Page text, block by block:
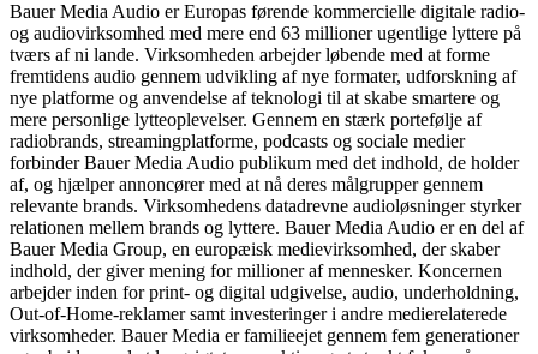
Bauer Media Audio er Europas førende kommercielle digitale radio-
og audiovirksomhed med mere end 63 millioner ugentlige lyttere på
tværs af ni lande. Virksomheden arbejder løbende med at forme
fremtidens audio gennem udvikling af nye formater, udforskning af
nye platforme og anvendelse af teknologi til at skabe smartere og
mere personlige lytteoplevelser. Gennem en stærk portefølje af
radiobrands, streamingplatforme, podcasts og sociale medier
forbinder Bauer Media Audio publikum med det indhold, de holder
af, og hjælper annoncører med at nå deres målgrupper gennem
relevante brands. Virksomhedens datadrevne audioløsninger styrker
relationen mellem brands og lyttere. Bauer Media Audio er en del af
Bauer Media Group, en europæisk medievirksomhed, der skaber
indhold, der giver mening for millioner af mennesker. Koncernen
arbejder inden for print- og digital udgivelse, audio, underholdning,
Out-of-Home-reklamer samt investeringer i andre medierelaterede
virksomheder. Bauer Media er familieejet gennem fem generationer